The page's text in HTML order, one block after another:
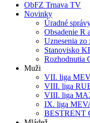
ObFZ Trnava TV
Novinky
Úradné
Obsadenie R
Uznesenia
Stanovisko
Rozhodnutia
Muži
VII. liga
VIII. liga
VIII. liga
IX. liga
BESTRENT